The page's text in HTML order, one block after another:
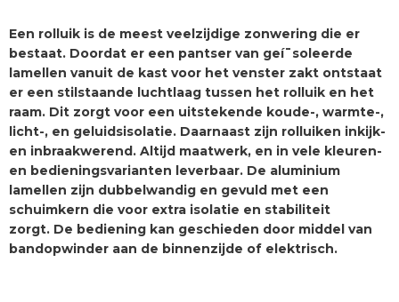
Een rolluik is de meest veelzijdige zonwering die er
bestaat. Doordat er een pantser van geí¯soleerde
lamellen vanuit de kast voor het venster zakt ontstaat
er een stilstaande luchtlaag tussen het rolluik en het
raam. Dit zorgt voor een uitstekende koude-, warmte-,
licht-, en geluidsisolatie. Daarnaast zijn rolluiken inkijk-
en inbraakwerend. Altijd maatwerk, en in vele kleuren-
en bedieningsvarianten leverbaar. De aluminium
lamellen zijn dubbelwandig en gevuld met een
schuimkern die voor extra isolatie en stabiliteit
zorgt. De bediening kan geschieden door middel van
bandopwinder aan de binnenzijde of elektrisch.